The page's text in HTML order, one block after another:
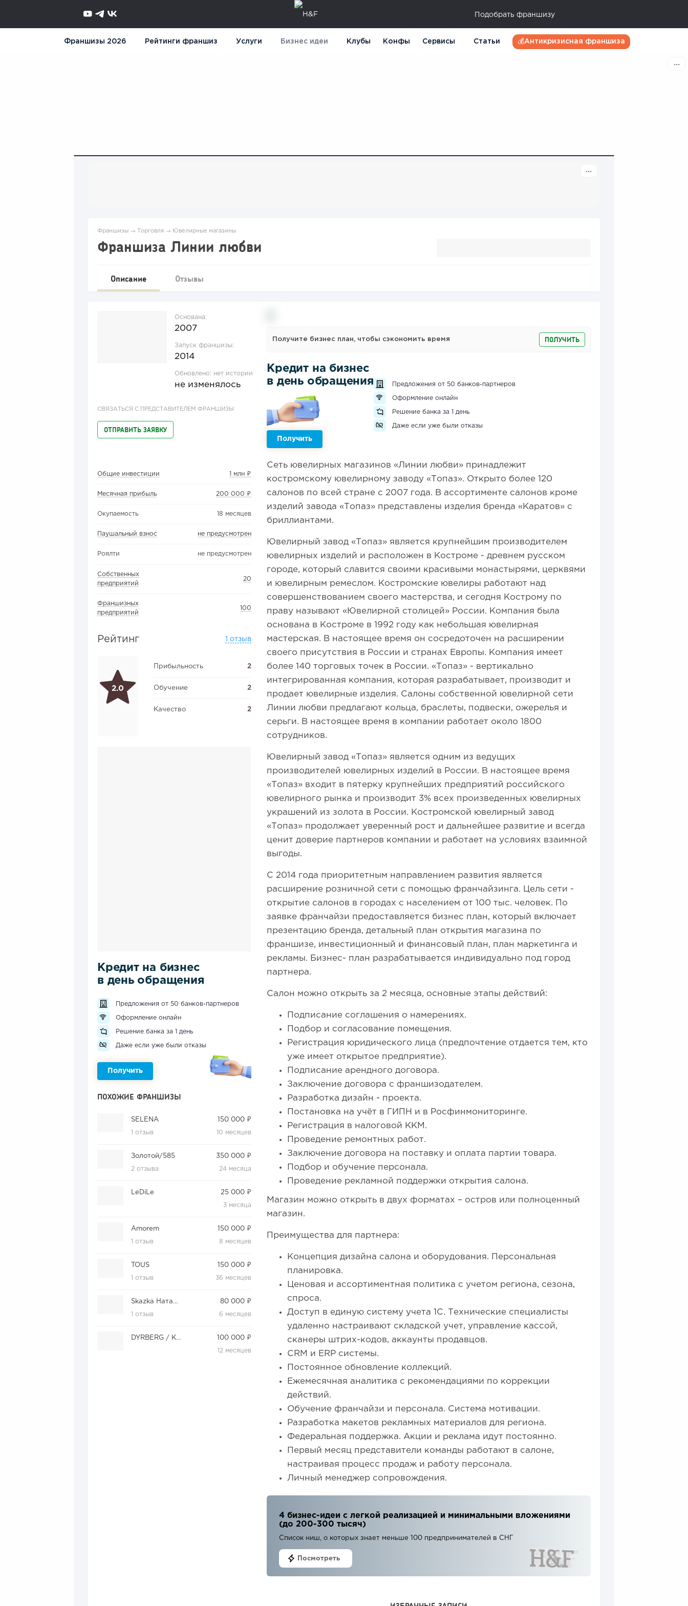
Подобрать франшизу
Франшизы 2026 Рейтинги франшиз Услуги Бизнес идеи Клубы Конфы Сервисы Статьи 💰Антикризисная франшиза
Франшизы → Торговля → Ювелирные магазины
Франшиза Линии любви
Описание Отзывы
Основана:
2007
Запуск франшизы:
2014
Обновлено: нет истории
не изменялось
СВЯЗАТЬСЯ С ПРЕДСТАВИТЕЛЕМ ФРАНШИЗЫ
ОТПРАВИТЬ ЗАЯВКУ
Общие инвестиции 1 млн ₽
Месячная прибыль 200 000 ₽
Окупаемость 18 месяцев
Паушальный взнос не предусмотрен
Роялти не предусмотрен
Собственных
предприятий
20
Франшизных
предприятий
100
Рейтинг 1 отзыв
2.0
Прибыльность 2
Обучение 2
Качество 2
Кредит на бизнес
в день обращения
Предложения от 50 банков-партнеров
Оформление онлайн
Решение банка за 1 день
Даже если уже были отказы
Получить
ПОХОЖИЕ ФРАНШИЗЫ
SELENA
1 отзыв
150 000 ₽
10 месяцев
Золотой/585
2 отзыва
350 000 ₽
24 месяца
LeDiLe 25 000 ₽
3 месяца
Amorem
1 отзыв
150 000 ₽
8 месяцев
TOUS
1 отзыв
150 000 ₽
36 месяцев
Skazka Натальи Романовой
1 отзыв
80 000 ₽
6 месяцев
DYRBERG / KERN 100 000 ₽
12 месяцев
Получите бизнес план, чтобы сэкономить время ПОЛУЧИТЬ
Кредит на бизнес
в день обращения
Получить
Предложения от 50 банков-партнеров
Оформление онлайн
Решение банка за 1 день
Даже если уже были отказы
Сеть ювелирных магазинов «Линии любви» принадлежит
костромскому ювелирному заводу «Топаз». Открыто более 120
салонов по всей стране с 2007 года. В ассортименте салонов кроме
изделий завода «Топаз» представлены изделия бренда «Каратов» с
бриллиантами.
Ювелирный завод «Топаз» является крупнейшим производителем
ювелирных изделий и расположен в Костроме - древнем русском
городе, который славится своими красивыми монастырями, церквями
и ювелирным ремеслом. Костромские ювелиры работают над
совершенствованием своего мастерства, и сегодня Кострому по
праву называют «Ювелирной столицей» России. Компания была
основана в Костроме в 1992 году как небольшая ювелирная
мастерская. В настоящее время он сосредоточен на расширении
своего присутствия в России и странах Европы. Компания имеет
более 140 торговых точек в России. «Топаз» - вертикально
интегрированная компания, которая разрабатывает, производит и
продает ювелирные изделия. Салоны собственной ювелирной сети
Линии любви предлагают кольца, браслеты, подвески, ожерелья и
серьги. В настоящее время в компании работает около 1800
сотрудников.
Ювелирный завод «Топаз» является одним из ведущих
производителей ювелирных изделий в России. В настоящее время
«Топаз» входит в пятерку крупнейших предприятий российского
ювелирного рынка и производит 3% всех произведенных ювелирных
украшений из золота в России. Костромской ювелирный завод
«Топаз» продолжает уверенный рост и дальнейшее развитие и всегда
ценит доверие партнеров компании и работает на условиях взаимной
выгоды.
С 2014 года приоритетным направлением развития является
расширение розничной сети с помощью франчайзинга. Цель сети -
открытие салонов в городах с населением от 100 тыс. человек. По
заявке франчайзи предоставляется бизнес план, который включает
презентацию бренда, детальный план открытия магазина по
франшизе, инвестиционный и финансовый план, план маркетинга и
рекламы. Бизнес- план разрабатывается индивидуально под город
партнера.
Салон можно открыть за 2 месяца, основные этапы действий:
Подписание соглашения о намерениях.
Подбор и согласование помещения.
Регистрация юридического лица (предпочтение отдается тем, кто
уже имеет открытое предприятие).
Подписание арендного договора.
Заключение договора с франшизодателем.
Разработка дизайн - проекта.
Постановка на учёт в ГИПН и в Росфинмониторинге.
Регистрация в налоговой ККМ.
Проведение ремонтных работ.
Заключение договора на поставку и оплата партии товара.
Подбор и обучение персонала.
Проведение рекламной поддержки открытия салона.
Магазин можно открыть в двух форматах – остров или полноценный
магазин.
Преимущества для партнера:
Концепция дизайна салона и оборудования. Персональная
планировка.
Ценовая и ассортиментная политика с учетом региона, сезона,
спроса.
Доступ в единую систему учета 1С. Технические специалисты
удаленно настраивают складской учет, управление кассой,
сканеры штрих-кодов, аккаунты продавцов.
CRM и ERP системы.
Постоянное обновление коллекций.
Ежемесячная аналитика с рекомендациями по коррекции
действий.
Обучение франчайзи и персонала. Система мотивации.
Разработка макетов рекламных материалов для региона.
Федеральная поддержка. Акции и реклама идут постоянно.
Первый месяц представители команды работают в салоне,
настраивая процесс продаж и работу персонала.
Личный менеджер сопровождения.
4 бизнес-идеи с легкой реализацией и минимальными вложениями
(до 200-300 тысяч)
Список ниш, о которых знает меньше 100 предпринимателей в СНГ
Посмотреть